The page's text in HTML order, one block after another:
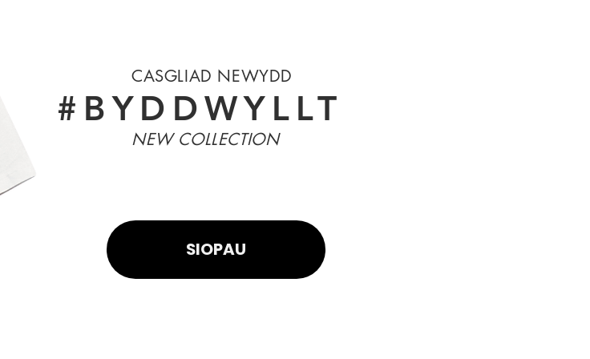
CASGLIAD NEWYDD
#BYDDWYLLT
NEW COLLECTION
SIOPAU